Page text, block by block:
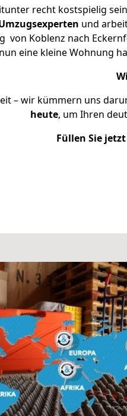
recht kostspielig
und
von Koblenz nach
eine kleine Wohnung
– wir kümmern uns
heute, um Ihren
Füllen Sie